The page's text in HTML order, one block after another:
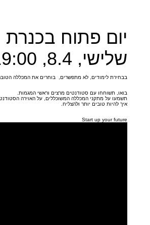
יום פתוח בכנרת
שלישי, 8.4, 14:00-19:00
בבחירת לימודים, לא מתפשרים, בוחרים את המכללה
בואו, תשוחחו עם סטודנטים מרצים וראשי המגמות.
תשמעו על מתקני המכללה המשוכללים, על האוירה
איך להיות טובים יותר ולהצליח.
Start up your future